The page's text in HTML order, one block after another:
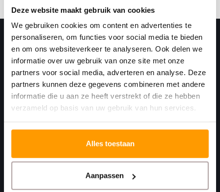
Deze website maakt gebruik van cookies
We gebruiken cookies om content en advertenties te
personaliseren, om functies voor social media te bieden
en om ons websiteverkeer te analyseren. Ook delen we
informatie over uw gebruik van onze site met onze
partners voor social media, adverteren en analyse. Deze
partners kunnen deze gegevens combineren met andere
informatie die u aan ze heeft verstrekt of die ze hebben
verzameld op basis van uw gebruik van hun services.
Alles toestaan
Aanpassen
Print. Plak. Klaar. Met een partner die met je
Havenkant 6
4781 AA
Moerdijk Nederland